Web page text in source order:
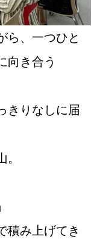
ら、一つひと
向き合う
きりなしに届
積み上げてき